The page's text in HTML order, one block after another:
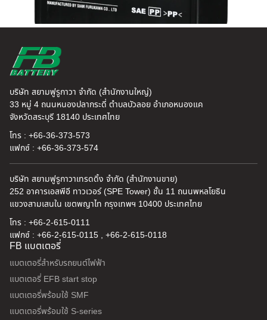
บริษัท สยามฟูรูกาวา จำกัด (สำนักงานใหญ่)
33 หมู่ 4 ถนนหนองปลากระดี่ ตำบลบัวลอย อำเภอหนองแค
จังหวัดสระบุรี 18140 ประเทศไทย
โทร : +66-36-373-573
แฟกซ์ : +66-36-373-574
บริษัท สยามฟูรูกาวาเทรดดิ้ง จำกัด (สำนักงานขาย)
252 อาคารเอสพีอี ทาวเวอร์ (SPE Tower) ชั้น 11 ถนนพหลโยธิน
แขวงสามเสนใน เขตพญาไท กรุงเทพฯ 10400 ประเทศไทย
โทร : +66-2-615-0111
แฟกซ์ : +66-2-615-0115 , +66-2-615-0118
FB แบตเตอรี่
แบตเตอรี่สำหรับรถยนต์ไฟฟ้า
แบตเตอรี่ EFB start stop
แบตเตอรี่พร้อมใช้ SMF
แบตเตอรี่พร้อมใช้ S-series